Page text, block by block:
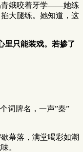
青娥咬着牙学——她练
大腿练。她知道，这
里只能装戏。若掺了
词牌名，一声”秦”
幕落，满堂喝彩如潮
。